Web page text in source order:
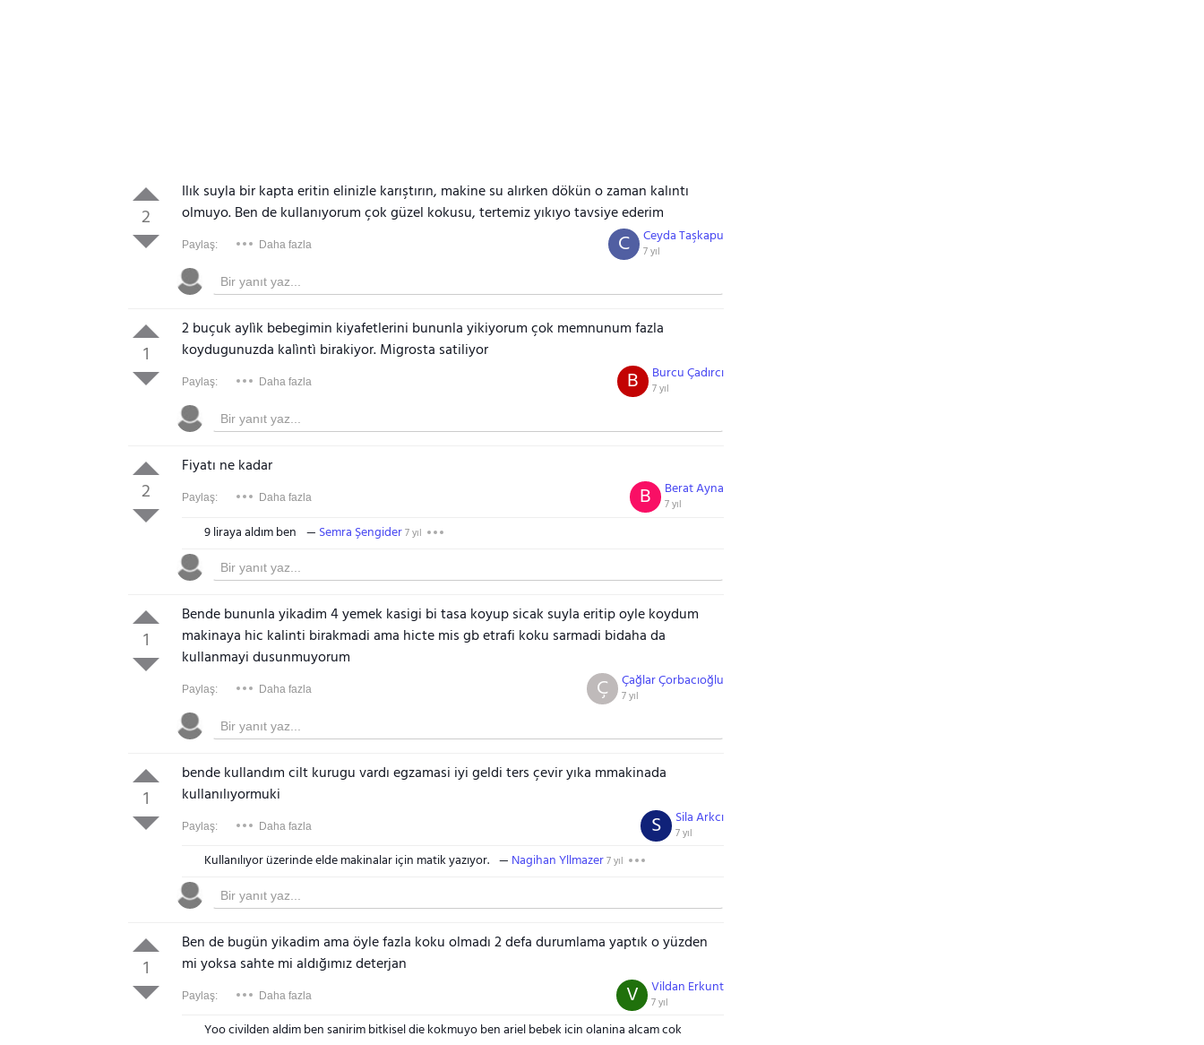
2
Ilık suyla bir kapta eritin elinizle karıştırın, makine su alırken dökün o zaman kalıntı
olmuyo. Ben de kullanıyorum çok güzel kokusu, tertemiz yıkıyo tavsiye ederim
Paylaş: Daha fazla Ceyda Taşkapu
7 yıl
C
1
2 buçuk aylìk bebegimin kiyafetlerini bununla yikiyorum çok memnunum fazla
koydugunuzda kalìntì birakiyor. Migrosta satiliyor
Paylaş: Daha fazla Burcu Çadırcı
7 yıl
B
2
Fiyatı ne kadar
Paylaş: Daha fazla Berat Ayna
7 yıl
B
9 liraya aldım ben Semra Şengider7 yıl
1
Bende bununla yikadim 4 yemek kasigi bi tasa koyup sicak suyla eritip oyle koydum
makinaya hic kalinti birakmadi ama hicte mis gb etrafi koku sarmadi bidaha da
kullanmayi dusunmuyorum
Paylaş: Daha fazla Çağlar Çorbacıoğlu
7 yıl
Ç
1
bende kullandım cilt kurugu vardı egzamasi iyi geldi ters çevir yıka mmakinada
kullanılıyormuki
Paylaş: Daha fazla Sila Arkcı
7 yıl
S
Kullanılıyor üzerinde elde makinalar için matik yazıyor. Nagihan Yllmazer7 yıl
1
Ben de bugün yikadim ama öyle fazla koku olmadı 2 defa durumlama yaptık o yüzden
mi yoksa sahte mi aldığımız deterjan
Paylaş: Daha fazla Vildan Erkunt
7 yıl
V
Yoo civilden aldim ben sanirim bitkisel die kokmuyo ben ariel bebek icin olanina alcam cok